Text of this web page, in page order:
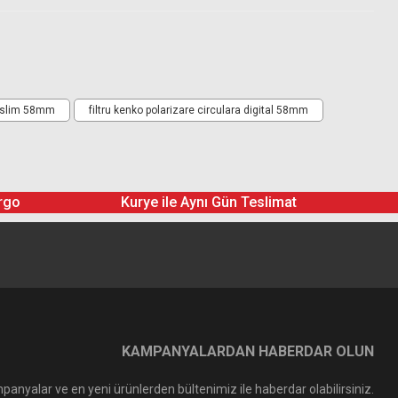
58mm filtru kenko polarizare circulara digital 58mm
Kurye ile Aynı Gün Teslimat
KAMPANYALARDAN HABERDAR OLUN
ve en yeni ürünlerden bültenimiz ile haberdar olabilirsiniz.